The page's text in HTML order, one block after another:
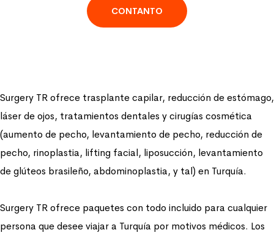
CONTANTO
Surgery TR ofrece trasplante capilar, reducción de estómago,
láser de ojos, tratamientos dentales y cirugías cosmética
(aumento de pecho, levantamiento de pecho, reducción de
pecho, rinoplastia, lifting facial, liposucción, levantamiento
de glúteos brasileño, abdominoplastia, y tal) en Turquía.
Surgery TR ofrece paquetes con todo incluido para cualquier
persona que desee viajar a Turquía por motivos médicos. Los